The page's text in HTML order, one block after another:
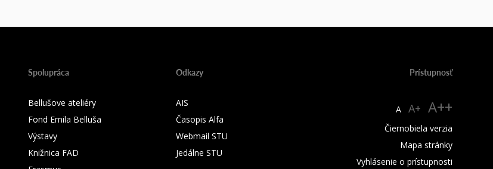
Spolupráca
Bellušove ateliéry
Fond Emila Belluša
Výstavy
Knižnica FAD
Odkazy
AIS
Časopis Alfa
Webmail STU
Jedálne STU
Prístupnosť
A A+ A++
Čiernobiela verzia
Mapa stránky
Vyhlásenie o prístupnosti